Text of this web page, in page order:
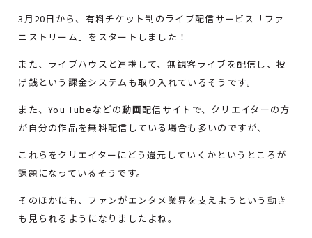
3月20日から、有料チケット制のライブ配信サービス「ファ
ニストリーム」をスタートしました！
また、ライブハウスと連携して、無観客ライブを配信し、投
げ銭という課金システムも取り入れているそうです。
また、You Tubeなどの動画配信サイトで、クリエイターの方
が自分の作品を無料配信している場合も多いのですが、
これらをクリエイターにどう還元していくかというところが
課題になっているそうです。
そのほかにも、ファンがエンタメ業界を支えようという動き
も見られるようになりましたよね。